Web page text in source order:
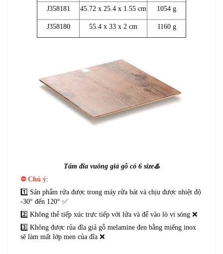
J358181 45.72 x 25.4 x 1.55 cm 1054 g
J358180 55.4 x 33 x 2 cm 1160 g
Tấm đĩa vuông giả gỗ có 6 size♨️
⛔ Chú ý:
1️⃣ Sản phẩm rửa được trong máy rửa bát và chịu được nhiệt độ
-30° đến 120° ✅
2️⃣ Không thể tiếp xúc trực tiếp với lửa và để vào lò vi sóng ❌
3️⃣ Không được rủa đĩa giả gỗ melamine đen bằng miếng inox
sẽ làm mất lớp men của đĩa ❌